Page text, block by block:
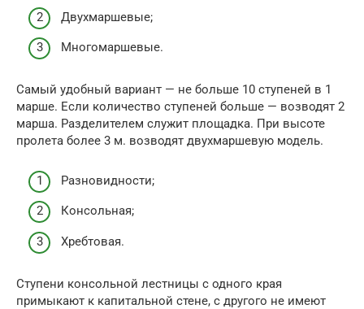
Двухмаршевые;
Многомаршевые.
Самый удобный вариант — не больше 10 ступеней в 1
марше. Если количество ступеней больше — возводят 2
марша. Разделителем служит площадка. При высоте
пролета более 3 м. возводят двухмаршевую модель.
Разновидности;
Консольная;
Хребтовая.
Ступени консольной лестницы с одного края
примыкают к капитальной стене, с другого не имеют